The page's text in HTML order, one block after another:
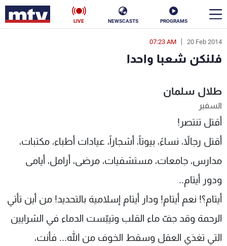
PROGRAMS
NEWSCASTS
LIVE
20 Feb 2014
07:23 AM
فلنكن شعبا واحدا
طلال سلمان
السفير
أقتل تنتصر!
أقتل رجالاً، نساءً، بيوتاً، أشجاراً، عيادات أطباء، مكتبات،
مدارس، جامعات، مستشفيات، مرضى، أرامل، أيامى
ودور أيتام..
أيتام؟! نعم أيتام! ودار أيتام إسلامية بالتحديد! من أين تأتي
الرحمة وقد جفّ ماء القلب وتيبّست الدماء في الشرايين
التي تغذي العقل وسقط الخوف من الله... فأنت،
en
الأخبار
سياسة
إقتصاد
منوعات رياضة
كأس العالم
جدول البرامج
شاهد البرامج